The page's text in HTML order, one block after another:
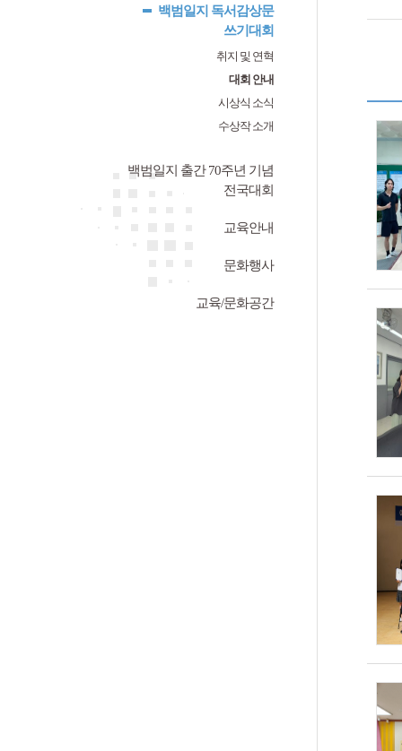
백범일지 독서감상문
쓰기대회
취지 및 연혁
대회 안내
시상식 소식
수상작 소개
백범일지 출간 70주년 기념
전국대회
교육안내
문화행사
교육/문화공간